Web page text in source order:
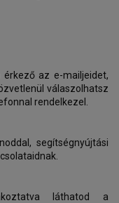
érkező az e-mailjeidet,
válaszolhatsz
rendelkezel.
segítségnyújtási
láthatod a